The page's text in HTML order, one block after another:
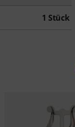
1 Stück